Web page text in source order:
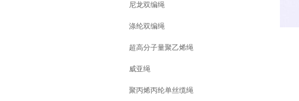
尼龙双编绳
涤纶双编绳
超高分子量聚乙烯绳
威亚绳
聚丙烯丙纶单丝缆绳